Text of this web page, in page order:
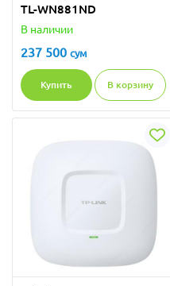
TL-WN881ND
В наличии
237 500 сум
Купить В корзину